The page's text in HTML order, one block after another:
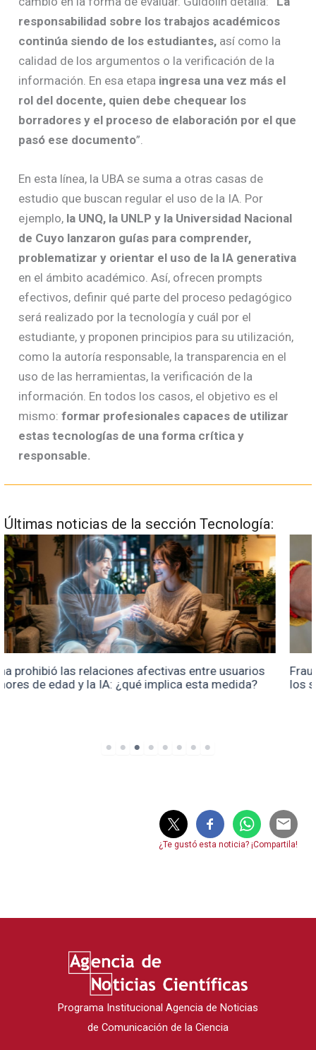
responsabilidad sobre los trabajos académicos
continúa siendo de los estudiantes, así como la
calidad de los argumentos o la verificación de la
información. En esa etapa ingresa una vez más el
rol del docente, quien debe chequear los
borradores y el proceso de elaboración por el que
pasó ese documento”.
En esta línea, la UBA se suma a otras casas de
estudio que buscan regular el uso de la IA. Por
ejemplo, la UNQ, la UNLP y la Universidad Nacional
de Cuyo lanzaron guías para comprender,
problematizar y orientar el uso de la IA generativa
en el ámbito académico. Así, ofrecen prompts
efectivos, definir qué parte del proceso pedagógico
será realizado por la tecnología y cuál por el
estudiante, y proponen principios para su utilización,
como la autoría responsable, la transparencia en el
uso de las herramientas, la verificación de la
información. En todos los casos, el objetivo es el
mismo:formar profesionales capaces de utilizar
estas tecnologías de una forma crítica y
responsable.
Últimas noticias de la sección Tecnología:
Fraudes con inteligencia artificial: el nuevo desafío de
los servicios públicos digitales
¿Te gustó esta noticia? ¡Compartila!
Programa Institucional Agencia de Noticias
de Comunicación de la Ciencia